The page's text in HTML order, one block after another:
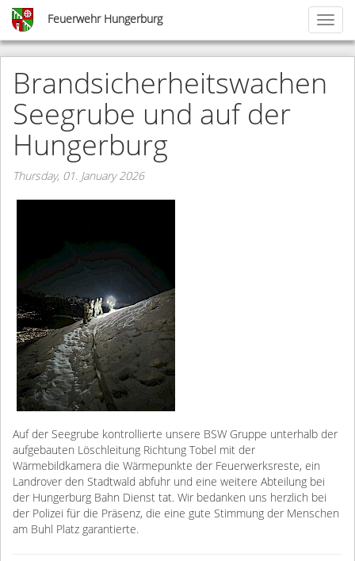
Skip
main
content
Feuerwehr Hungerburg
Brandsicherheitswachen
Seegrube und auf der
Hungerburg
Thursday, 01. January 2026
Auf der Seegrube kontrollierte unsere BSW Gruppe unterhalb der
aufgebauten Löschleitung Richtung Tobel mit der
Wärmebildkamera die Wärmepunkte der Feuerwerksreste, ein
Landrover den Stadtwald abfuhr und eine weitere Abteilung bei
der Hungerburg Bahn Dienst tat. Wir bedanken uns herzlich bei
der Polizei für die Präsenz, die eine gute Stimmung der Menschen
am Buhl Platz garantierte.